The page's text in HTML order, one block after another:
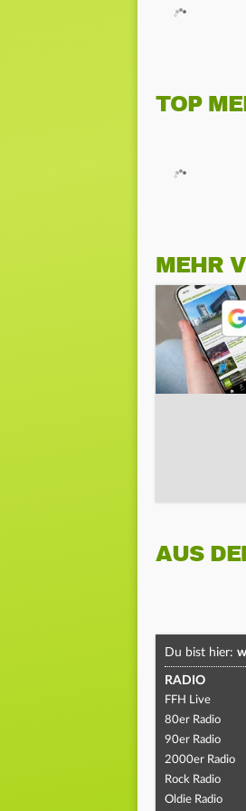
TOP
MEHR
AUS
Du bist hier:
RADIO
FFH Live
80er Radio
90er Radio
2000er Radio
Rock Radio
Oldie Radio